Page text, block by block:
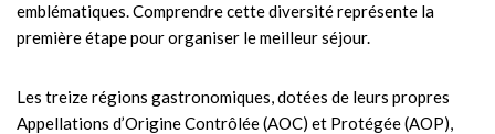
emblématiques. Comprendre cette diversité représente la
première étape pour organiser le meilleur séjour.
Les treize régions gastronomiques, dotées de leurs propres
Appellations d’Origine Contrôlée (AOC) et Protégée (AOP),